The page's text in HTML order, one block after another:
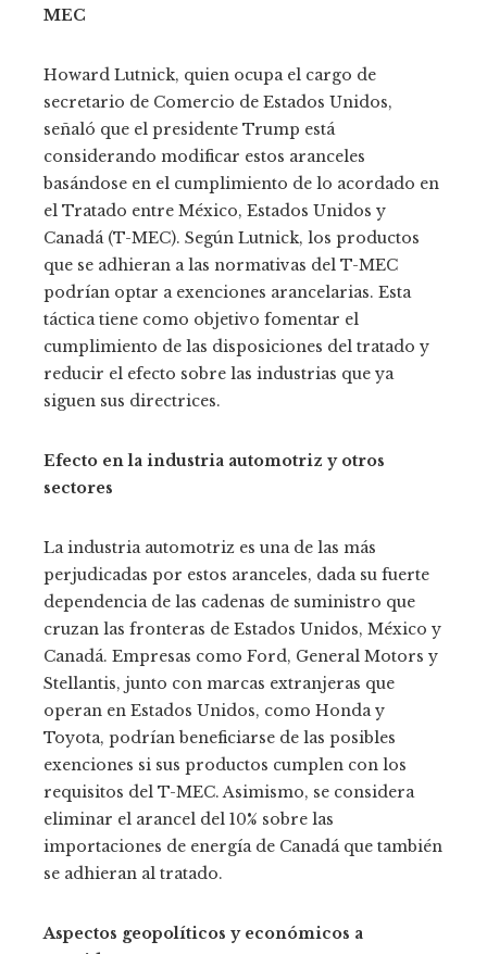
MEC
Howard Lutnick, quien ocupa el cargo de
secretario de Comercio de Estados Unidos,
señaló que el presidente Trump está
considerando modificar estos aranceles
basándose en el cumplimiento de lo acordado en
el Tratado entre México, Estados Unidos y
Canadá (T-MEC). Según Lutnick, los productos
que se adhieran a las normativas del T-MEC
podrían optar a exenciones arancelarias. Esta
táctica tiene como objetivo fomentar el
cumplimiento de las disposiciones del tratado y
reducir el efecto sobre las industrias que ya
siguen sus directrices.
Efecto en la industria automotriz y otros
sectores
La industria automotriz es una de las más
perjudicadas por estos aranceles, dada su fuerte
dependencia de las cadenas de suministro que
cruzan las fronteras de Estados Unidos, México y
Canadá. Empresas como Ford, General Motors y
Stellantis, junto con marcas extranjeras que
operan en Estados Unidos, como Honda y
Toyota, podrían beneficiarse de las posibles
exenciones si sus productos cumplen con los
requisitos del T-MEC. Asimismo, se considera
eliminar el arancel del 10% sobre las
importaciones de energía de Canadá que también
se adhieran al tratado.
Aspectos geopolíticos y económicos a